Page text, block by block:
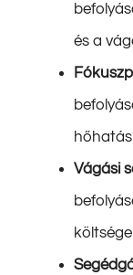
és a
Vágási